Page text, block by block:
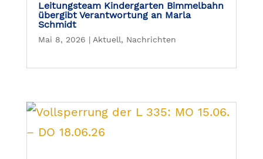
Leitungsteam Kindergarten Bimmelbahn
übergibt Verantwortung an Marla
Schmidt
Mai 8, 2026 | Aktuell, Nachrichten